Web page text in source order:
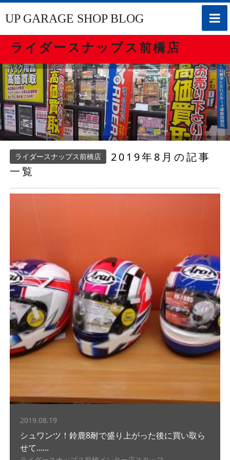
toggle
UP GARAGE SHOP BLOG
ライダースナップス前橋店
ライダースナップス前橋店
2019年8月の記事
一覧
2019.08.19
シュワンツ！鈴鹿8耐で盛り上がった後に買い取ら
せて......